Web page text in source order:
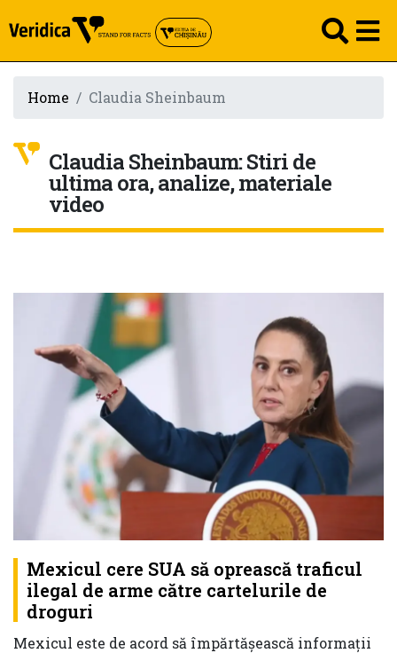
Home Claudia Sheinbaum
Claudia Sheinbaum: Stiri de
ultima ora, analize, materiale
video
Mexicul cere SUA să oprească traficul
ilegal de arme către cartelurile de
droguri
Mexicul este de acord să împărtășească informații